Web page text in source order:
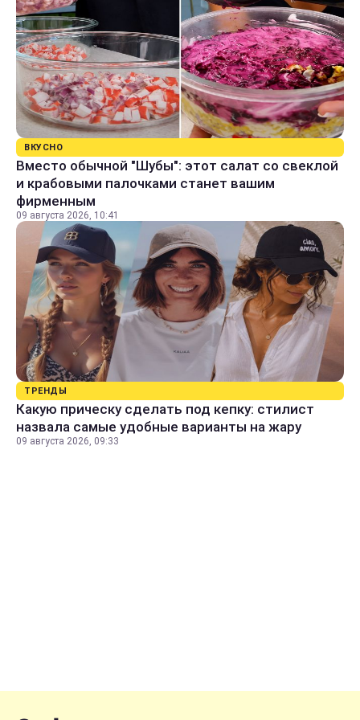
ВКУСНО
Вместо обычной "Шубы": этот салат со свеклой
и крабовыми палочками станет вашим
фирменным
09 августа 2026, 10:41
ТРЕНДЫ
Какую прическу сделать под кепку: стилист
назвала самые удобные варианты на жару
09 августа 2026, 09:33